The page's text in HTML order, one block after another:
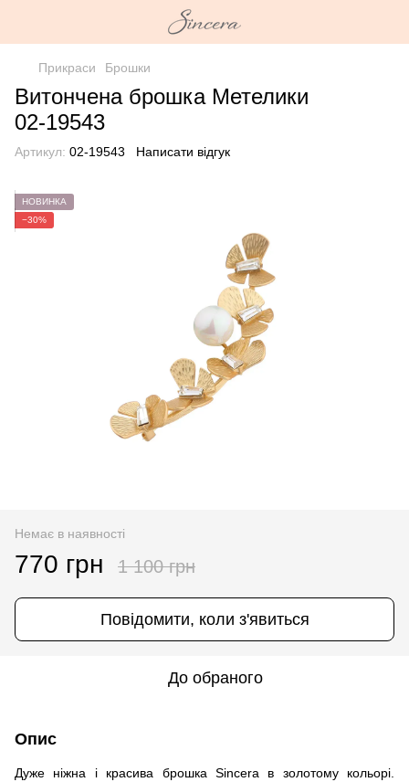
Прикраси Брошки
Витончена брошка Метелики
02-19543
Артикул: 02-19543 Написати відгук
НОВИНКА
−30%
Немає в наявності
770 грн 1 100 грн
Повідомити, коли з'явиться
До обраного
Опис
Дуже ніжна і красива брошка Sincera в золотому кольорі.